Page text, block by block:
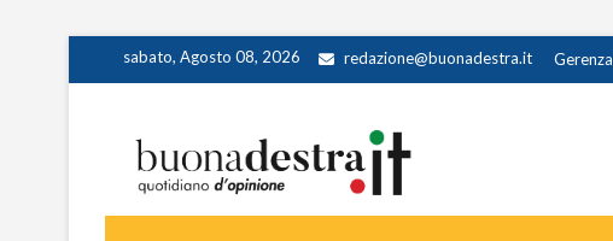
sabato, Agosto 08, 2026 redazione@buonadestra.it Gerenza